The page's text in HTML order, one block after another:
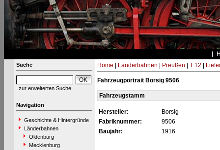
Suche
zur erweiterten Suche
Navigation
Geschichte & Hintergründe
Länderbahnen
Oldenburg
Mecklenburg
Home Länderbahnen Preußen T 12
Fahrzeugportrait Borsig 9506
Fahrzeugstamm
Hersteller:
Borsig
Fabriknummer:
9506
Baujahr:
1916